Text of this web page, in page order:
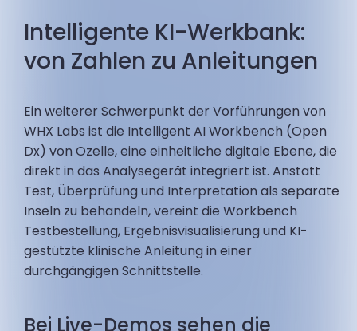
Intelligente KI-Werkbank:
von Zahlen zu Anleitungen
Ein weiterer Schwerpunkt der Vorführungen von
WHX Labs ist die Intelligent AI Workbench (Open
Dx) von Ozelle, eine einheitliche digitale Ebene, die
direkt in das Analysegerät integriert ist. Anstatt
Test, Überprüfung und Interpretation als separate
Inseln zu behandeln, vereint die Workbench
Testbestellung, Ergebnisvisualisierung und KI-
gestützte klinische Anleitung in einer
durchgängigen Schnittstelle.
Bei Live-Demos sehen die